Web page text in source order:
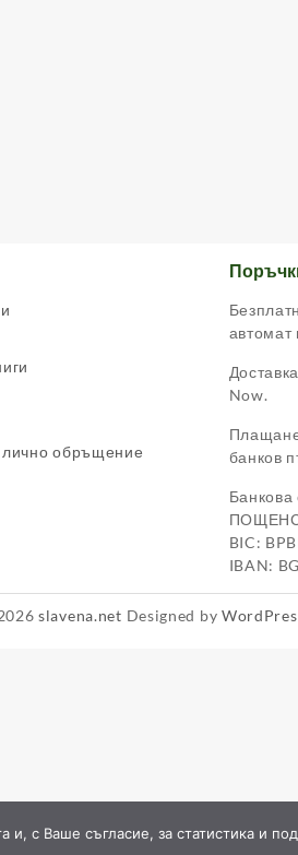
лично обръщение
автомат
Now.
банков
Банкова
BIC:
IBAN:
slavena.net Designed by
и, с Ваше съгласие, за статистика и